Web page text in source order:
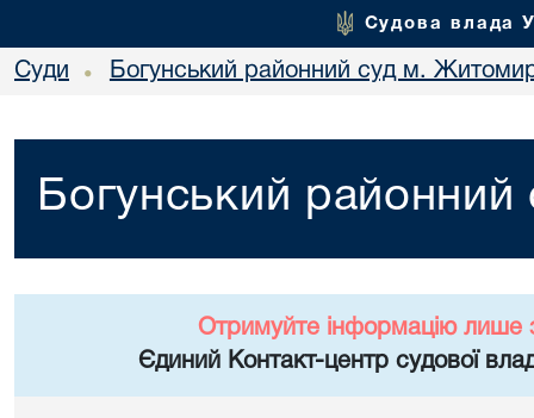
Судова влада
Суди • Богунський районний суд м.
Богунський
Отримуйте інформацію лише
Єдиний Контакт-центр судової